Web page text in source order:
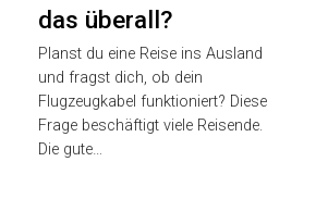
das überall?
Planst du eine Reise ins Ausland
und fragst dich, ob dein
Flugzeugkabel funktioniert? Diese
Frage beschäftigt viele Reisende.
Die gute…